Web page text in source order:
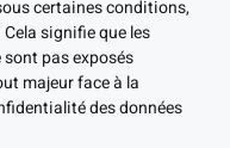
certaines conditions,
signifie que les
pas exposés
majeur face à la
des données